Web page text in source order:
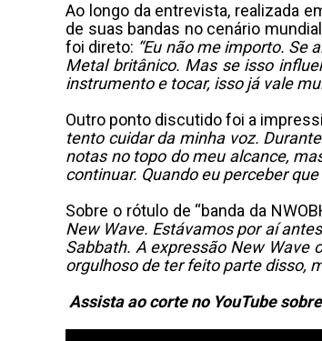
Ao longo da entrevista, realizada
de suas bandas no cenário
foi direto: “Eu não me importo. Se
Metal britânico. Mas se isso
instrumento e tocar, isso já vale
Outro ponto discutido foi a
tento cuidar da minha voz.
notas no topo do meu alcance,
continuar. Quando eu perceber
Sobre o rótulo de “banda da
New Wave. Estávamos por aí
Sabbath. A expressão New Wave
orgulhoso de ter feito parte disso,
Assista ao corte no YouTube